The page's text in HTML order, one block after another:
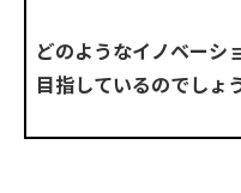
どのようなイノベーシ
目指しているのでしょ